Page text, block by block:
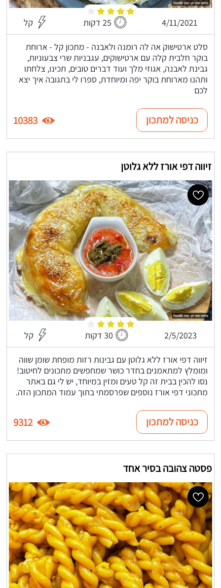
4/11/2021 25 דקות קל
סלט ארטישוק אה לה רומנה ולאבנה - מתכון קל - ארוחת
בוקר חלבית קלה עם ארטישוקים, עגבניות שרי צבעוניות,
גבינת לאבנה, אגוזי מלך ועוד דברים טובים, תכינו, צלחתו
ותהנו מארוחת בוקר יפה ומיוחדת, ספרו לי בתגובה איך יצא
לכם
כניסה למתכון 10383
זיווה דפי אורז ללא גלוטן
2/5/2023 30 דקות קל
זיווה דפי אורז ללא גלוטן עם גבינות רזות מופחת שומן שווה
ומומלץ למתאמנים בחדר כושר שמחפשים מתכונים לחיטוב!
נסו להכין בבית זה קל טעים ומזין במיוחד, יש לי גם באתר
מתכוני דפי אורז נוספים שפרסמתי בתוך עמוד המתכון הזה.
כניסה למתכון 9312
פסטה צהובה בסיר אחד